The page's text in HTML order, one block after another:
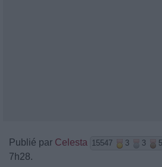
Publié par Celesta 15547 3 3 5
7h28.